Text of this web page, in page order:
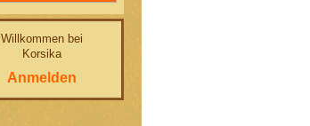
Willkommen bei
Korsika
Anmelden